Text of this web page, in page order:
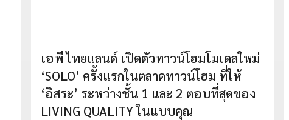
เอพี ไทยแลนด์ เปิดตัวทาวน์โฮมโมเดลใหม่
‘SOLO’ ครั้งแรกในตลาดทาวน์โฮม ที่ให้
‘อิสระ’ ระหว่างชั้น 1 และ 2 ตอบที่สุดของ
LIVING QUALITY ในแบบคุณ